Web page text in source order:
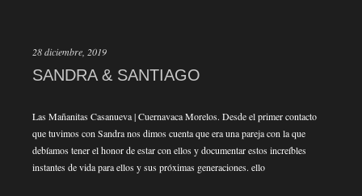
28 diciembre, 2019
SANDRA & SANTIAGO
Las Mañanitas Casanueva | Cuernavaca Morelos. Desde el primer contacto
que tuvimos con Sandra nos dimos cuenta que era una pareja con la que
debíamos tener el honor de estar con ellos y documentar estos increíbles
instantes de vida para ellos y sus próximas generaciones. ello